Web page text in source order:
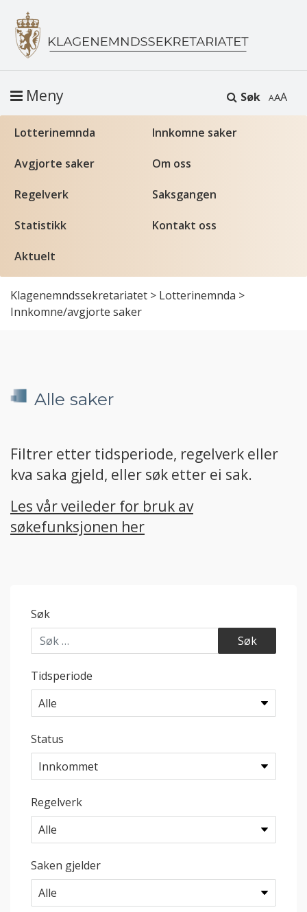
Søk A
Meny
Lotterinemnda Innkomne saker
Avgjorte saker Om oss
Regelverk Saksgangen
Statistikk Kontakt oss
Aktuelt
Klagenemndssekretariatet > Lotterinemnda >
Innkomne/avgjorte saker
Alle saker
Filtrer etter tidsperiode, regelverk eller
kva saka gjeld, eller søk etter ei sak.
Les vår veileder for bruk av
søkefunksjonen her
Søk
Tidsperiode
Status
Regelverk
Saken gjelder